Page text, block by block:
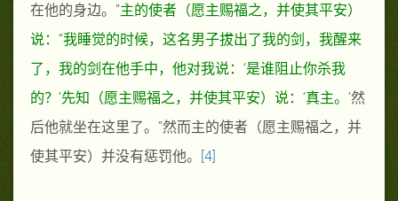
在他的身边。 ”主的使者（愿主赐福之，并使其平安）
说： “我睡觉的时候，这名男子拔出了我的剑，我醒来
了，我的剑在他手中，他对我说： ‘是谁阻止你杀我
的？ ’先知（愿主赐福之，并使其平安）说： ‘真主。 ’然
后他就坐在这里了。 ”然而主的使者 （愿主赐福之，并
使其平安） 并没有惩罚他。 [4]